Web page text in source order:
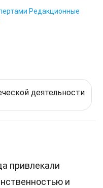
Редакционные
деятельности
привлекали
и